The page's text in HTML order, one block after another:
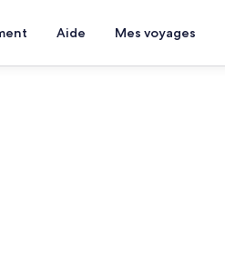
Aide Mes voyages